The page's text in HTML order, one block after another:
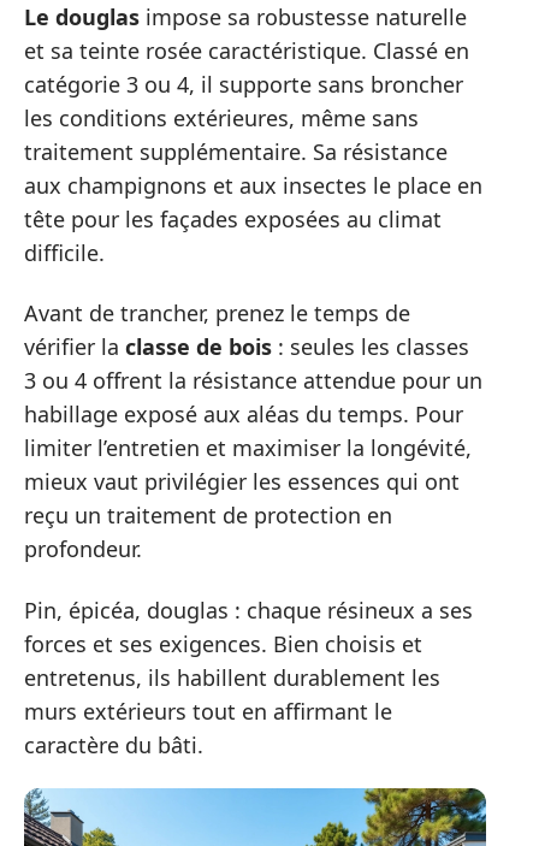
Le douglas impose sa robustesse naturelle
et sa teinte rosée caractéristique. Classé en
catégorie 3 ou 4, il supporte sans broncher
les conditions extérieures, même sans
traitement supplémentaire. Sa résistance
aux champignons et aux insectes le place en
tête pour les façades exposées au climat
difficile.
Avant de trancher, prenez le temps de
vérifier la classe de bois : seules les classes
3 ou 4 offrent la résistance attendue pour un
habillage exposé aux aléas du temps. Pour
limiter l’entretien et maximiser la longévité,
mieux vaut privilégier les essences qui ont
reçu un traitement de protection en
profondeur.
Pin, épicéa, douglas : chaque résineux a ses
forces et ses exigences. Bien choisis et
entretenus, ils habillent durablement les
murs extérieurs tout en affirmant le
caractère du bâti.